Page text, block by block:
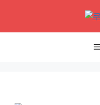
content